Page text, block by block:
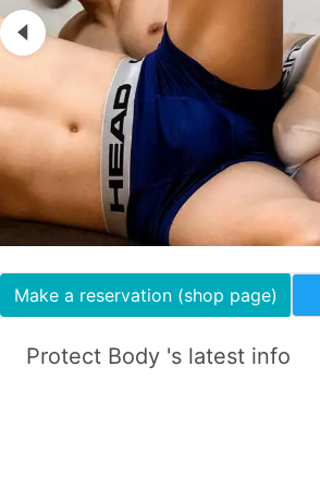
Make a reservation (shop page)
Protect Body 's latest info